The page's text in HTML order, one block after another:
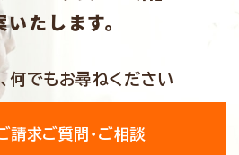
たします。
何でもお尋ねください
請求ご質問・ご相談